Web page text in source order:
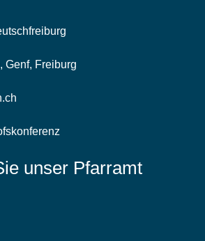
Genf, Freiburg
unser Pfarramt